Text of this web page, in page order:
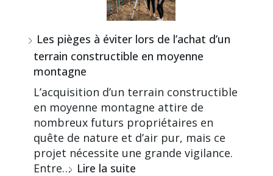
Les pièges à éviter lors de l’achat d’un
terrain constructible en moyenne
montagne
L’acquisition d’un terrain constructible
en moyenne montagne attire de
nombreux futurs propriétaires en
quête de nature et d’air pur, mais ce
projet nécessite une grande vigilance.
Entre… Lire la suite